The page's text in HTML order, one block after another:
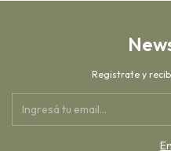
Registrate y